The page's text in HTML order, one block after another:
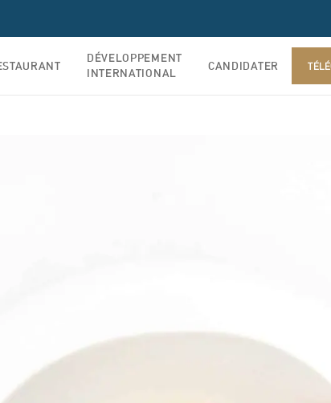
DÉVELOPPEMENT
INTERNATIONAL
CANDIDATER